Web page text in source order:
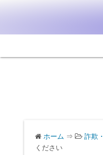
ホーム ⇒ 詐欺
ください